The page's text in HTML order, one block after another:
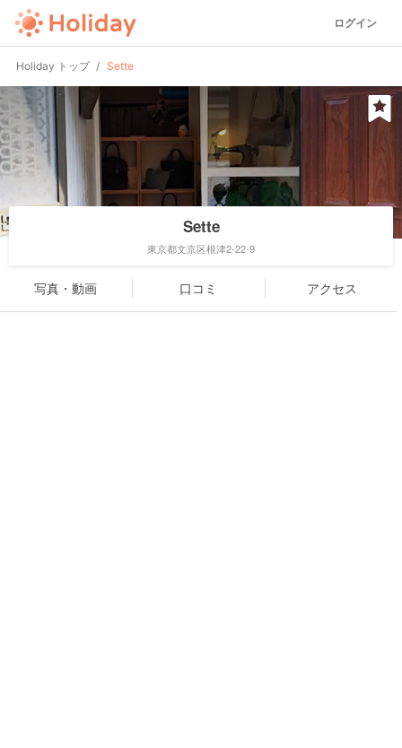
ログイン
Holiday トップ Sette
Sette
東京都文京区根津2-22-9
写真・動画 口コミ アクセス